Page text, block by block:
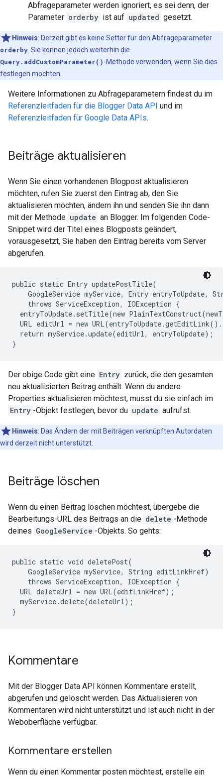
Abfrageparameter werden ignoriert, es sei denn, der
Parameter orderby ist auf updated gesetzt.
Hinweis: Derzeit gibt es keine Setter für den Abfrageparameter
orderby . Sie können jedoch weiterhin die
Query.addCustomParameter()-Methode verwenden, wenn Sie dies
festlegen möchten.
Weitere Informationen zu Abfrageparametern findest du im
Referenzleitfaden für die Blogger Data API und im
Referenzleitfaden für Google Data APIs.
Beiträge aktualisieren
Wenn Sie einen vorhandenen Blogpost aktualisieren
möchten, rufen Sie zuerst den Eintrag ab, den Sie
aktualisieren möchten, ändern ihn und senden Sie ihn dann
mit der Methode update an Blogger. Im folgenden Code-
Snippet wird der Titel eines Blogposts geändert,
vorausgesetzt, Sie haben den Eintrag bereits vom Server
abgerufen.
public static Entry updatePostTitle(
GoogleService myService, Entry entryToUpdate,
    throws ServiceException, IOException {
entryToUpdate.setTitle(new
URL editUrl = new
  return myService.update(editUrl, entryToUpdate);
Der obige Code gibt eine Entry zurück, die den gesamten
neu aktualisierten Beitrag enthält. Wenn du andere
Properties aktualisieren möchtest, musst du sie einfach im
Entry -Objekt festlegen, bevor du update aufrufst.
Hinweis: Das Ändern der mit Beiträgen verknüpften Autordaten
wird derzeit nicht unterstützt.
Beiträge löschen
Wenn du einen Beitrag löschen möchtest, übergebe die
Bearbeitungs-URL des Beitrags an die delete -Methode
deines GoogleService -Objekts. So gehts:
public static void deletePost(
    GoogleService myService, String editLinkHref)
    throws ServiceException, IOException {
  URL deleteUrl = new URL(editLinkHref);
  myService.delete(deleteUrl);
Kommentare
Mit der Blogger Data API können Kommentare erstellt,
abgerufen und gelöscht werden. Das Aktualisieren von
Kommentaren wird nicht unterstützt und ist auch nicht in der
Weboberfläche verfügbar.
Kommentare erstellen
Wenn du einen Kommentar posten möchtest, erstelle ein